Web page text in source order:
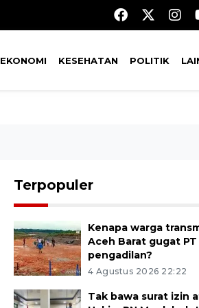
EKONOMI KESEHATAN POLITIK
Terpopuler
Kenapa warga
Aceh Barat gugat
pengadilan?
4 Agustus 2026 22:22
Tak bawa surat izin